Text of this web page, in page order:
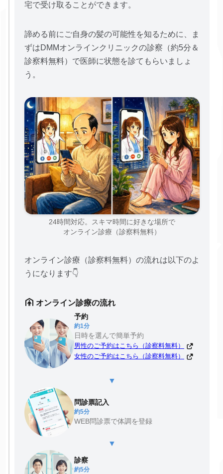
宅で受け取ることができます。
諦める前にご自身の髪の可能性を知るために、ま
ずはDMMオンラインクリニックの診察（約5分＆
診察料無料）で医師に状態を診てもらいましょ
う。
24時間対応。スキマ時間に好きな場所で
オンライン診療（診察料無料）
オンライン診療（診察料無料）の流れは以下のよ
うになります👇
オンライン診療の流れ
予約
約1分
日時を選んで簡単予約
男性のご予約はこちら（診察料無料）
女性のご予約はこちら（診察料無料）
▼
問診票記入
約5分
WEB問診票で体調を登録
▼
診察
約5分